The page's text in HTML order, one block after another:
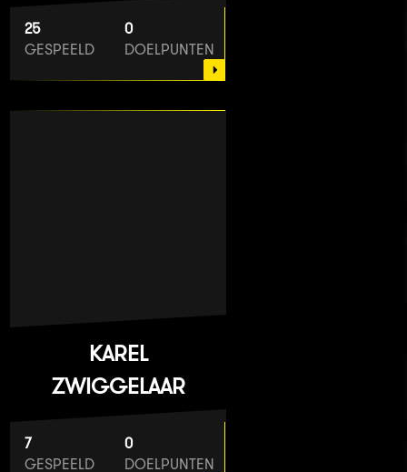
25
GESPEELD
0
DOELPUNTEN
KAREL
ZWIGGELAAR
7
GESPEELD
0
DOELPUNTEN